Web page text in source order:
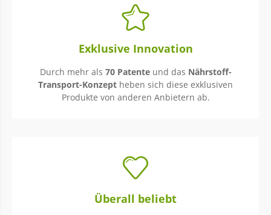
Exklusive Innovation
Durch mehr als 70 Patenteund das Nährstoff-
Transport-Konzept heben sich diese exklusiven
Produkte von anderen Anbietern ab.
Überall beliebt